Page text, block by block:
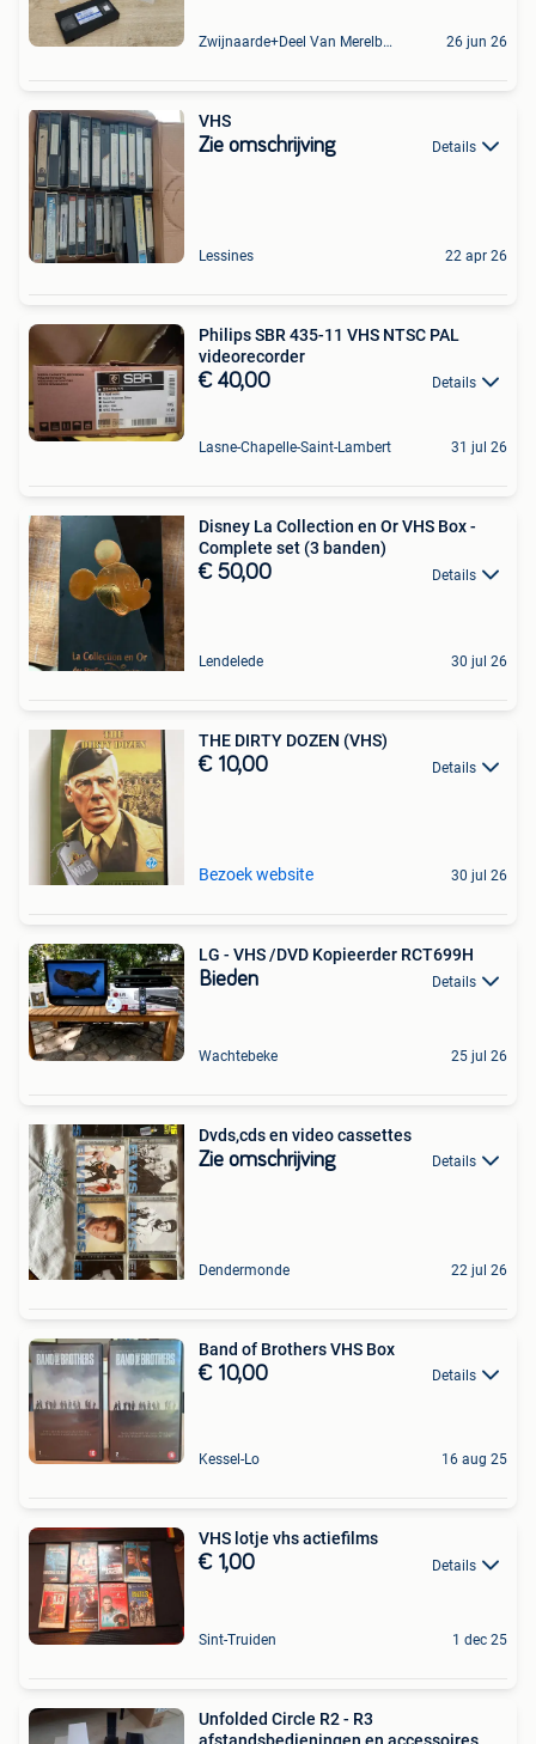
Zwijnaarde+Deel Van Merelbeke 26 jun 26
VHS
Zie omschrijving Details
Lessines 22 apr 26
Philips SBR 435-11 VHS NTSC PAL
videorecorder
€ 40,00 Details
Lasne-Chapelle-Saint-Lambert 31 jul 26
Disney La Collection en Or VHS Box -
Complete set (3 banden)
€ 50,00 Details
Lendelede 30 jul 26
THE DIRTY DOZEN (VHS)
€ 10,00 Details
Bezoek website 30 jul 26
LG - VHS /DVD Kopieerder RCT699H
Bieden Details
Wachtebeke 25 jul 26
Dvds,cds en video cassettes
Zie omschrijving Details
Dendermonde 22 jul 26
Band of Brothers VHS Box
€ 10,00 Details
Kessel-Lo 16 aug 25
VHS lotje vhs actiefilms
€ 1,00 Details
Sint-Truiden 1 dec 25
Unfolded Circle R2 - R3